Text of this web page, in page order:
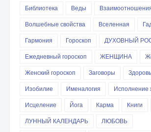
Библиотека
Веды
Волшебные свойства
Вселенная
Гармония
Гороскоп ДУХОВНЫЙ
Ежедневный гороскоп
ЖЕНЩИНА
Женский гороскоп
Заговоры
Изобилие
Именалогия
Исполнение
Исцеление
Йога Карма Книги
ЛУННЫЙ КАЛЕНДАРЬ
ЛЮБОВЬ